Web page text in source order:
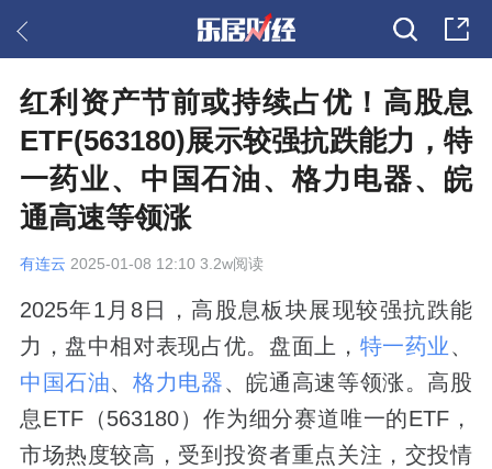
红利资产节前或持续占优！高股息
ETF(563180)展示较强抗跌能力，特
一药业、中国石油、格力电器、皖
通高速等领涨
有连云 2025-01-08 12:10 3.2w阅读
2025年1月8日，高股息板块展现较强抗跌能
力，盘中相对表现占优。盘面上， 特一药业、
中国石油、格力电器、皖通高速等领涨。高股
息ETF（563180）作为细分赛道唯一的ETF，
市场热度较高，受到投资者重点关注，交投情